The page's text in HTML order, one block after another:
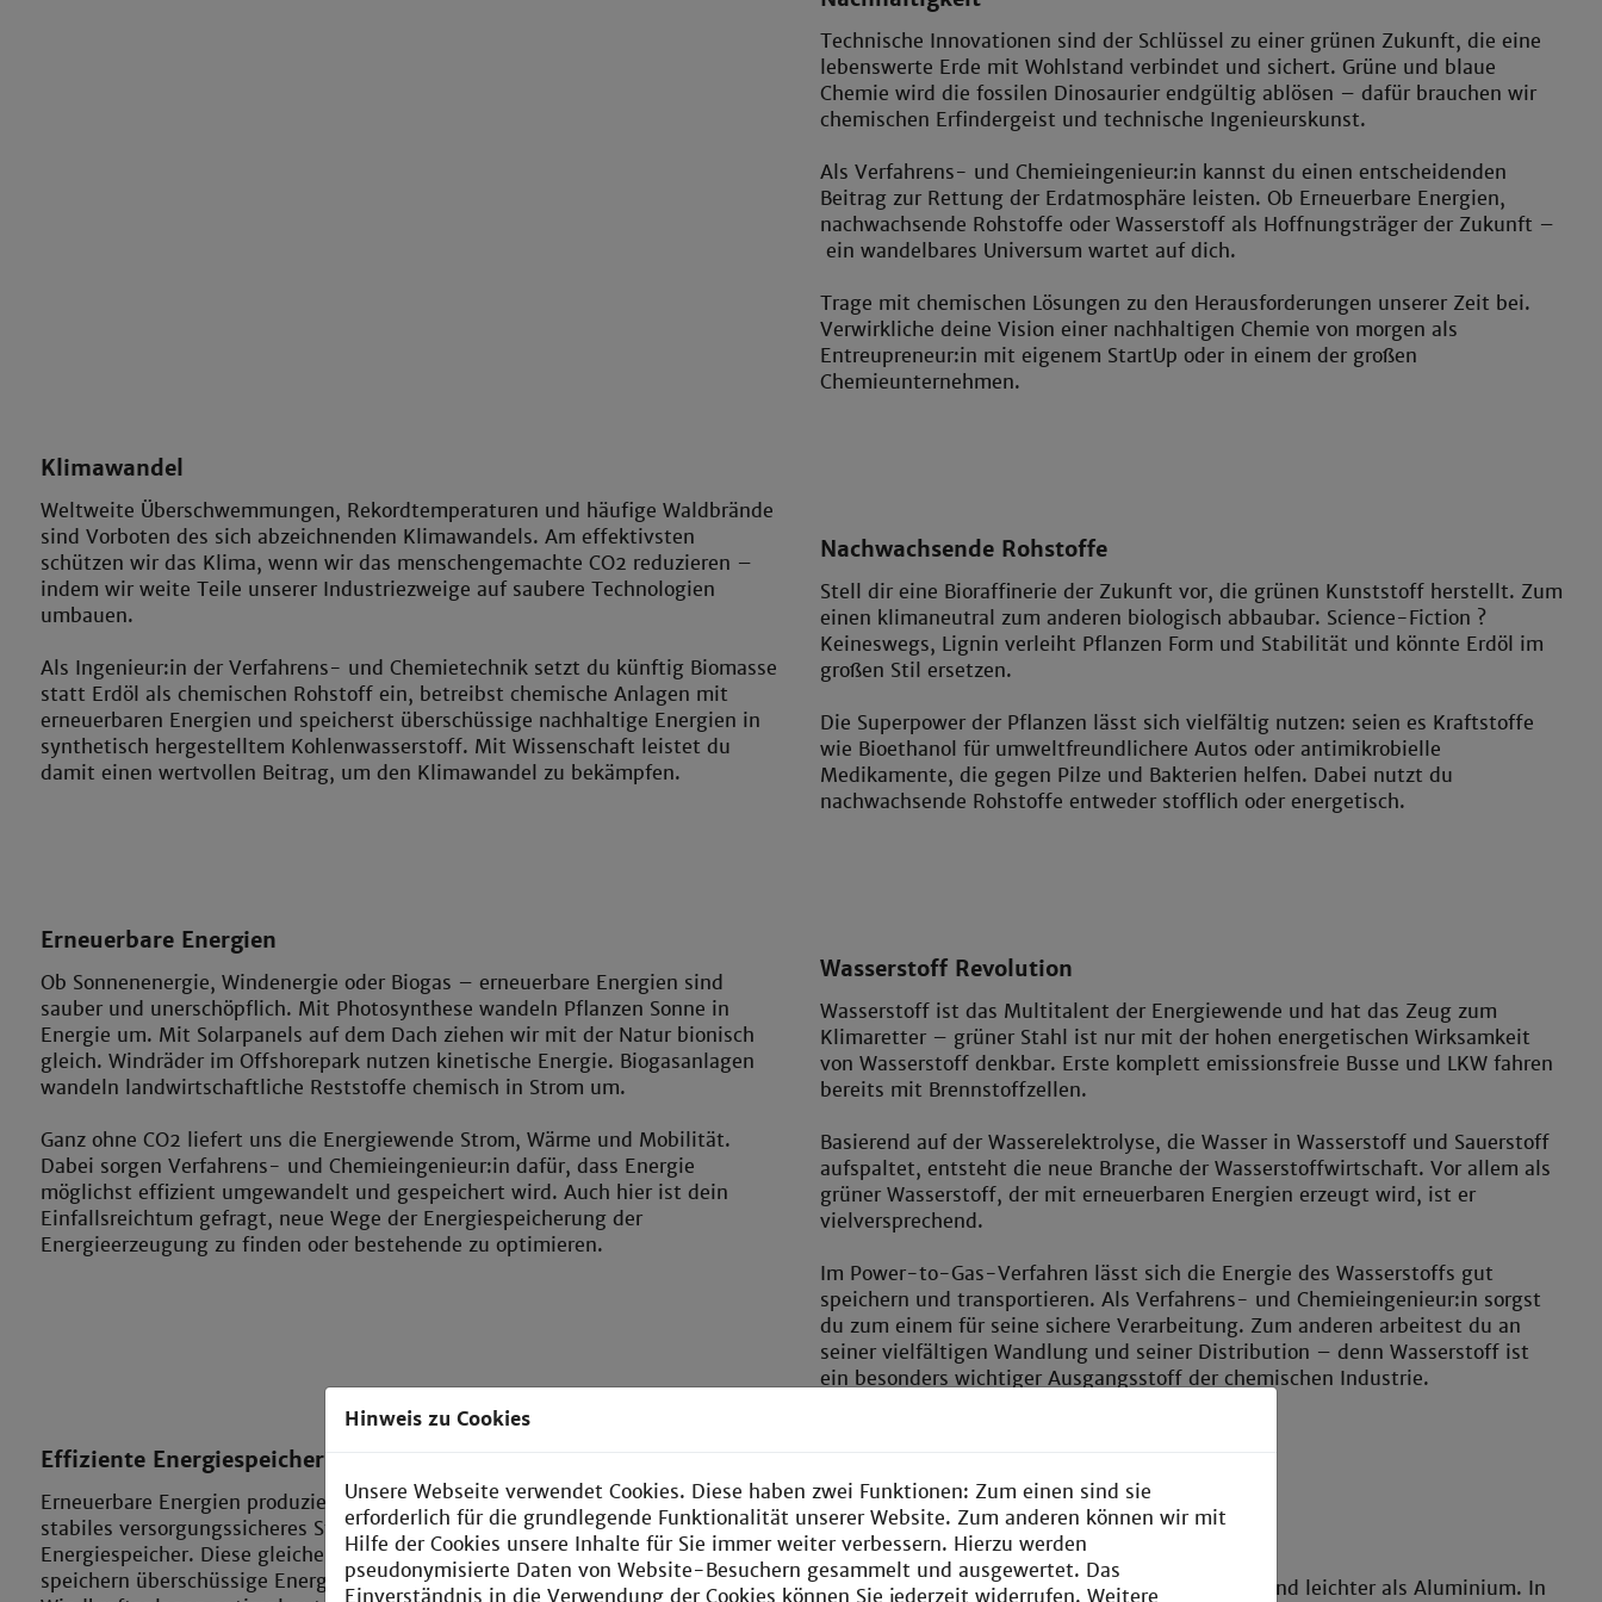
Technische Innovationen sind der Schlüssel zu einer grünen Zukunft, die eine
lebenswerte Erde mit Wohlstand verbindet und sichert. Grüne und blaue
Chemie wird die fossilen Dinosaurier endgültig ablösen – dafür brauchen wir
chemischen Erfindergeist und technische Ingenieurskunst.
Als Verfahrens- und Chemieingenieur:in kannst du einen entscheidenden
Beitrag zur Rettung der Erdatmosphäre leisten. Ob Erneuerbare Energien,
nachwachsende Rohstoffe oder Wasserstoff als Hoffnungsträger der Zukunft –
ein wandelbares Universum wartet auf dich.
Trage mit chemischen Lösungen zu den Herausforderungen unserer Zeit bei.
Verwirkliche deine Vision einer nachhaltigen Chemie von morgen als
Entreupreneur:in mit eigenem StartUp oder in einem der großen
Chemieunternehmen.
Klimawandel
Weltweite Überschwemmungen, Rekordtemperaturen und häufige Waldbrände
sind Vorboten des sich abzeichnenden Klimawandels. Am effektivsten
schützen wir das Klima, wenn wir das menschengemachte CO2 reduzieren –
indem wir weite Teile unserer Industriezweige auf saubere Technologien
umbauen.
Als Ingenieur:in der Verfahrens- und Chemietechnik setzt du künftig Biomasse
statt Erdöl als chemischen Rohstoff ein, betreibst chemische Anlagen mit
erneuerbaren Energien und speicherst überschüssige nachhaltige Energien in
synthetisch hergestelltem Kohlenwasserstoff. Mit Wissenschaft leistet du
damit einen wertvollen Beitrag, um den Klimawandel zu bekämpfen.
Erneuerbare Energien
Ob Sonnenenergie, Windenergie oder Biogas – erneuerbare Energien sind
sauber und unerschöpflich. Mit Photosynthese wandeln Pflanzen Sonne in
Energie um. Mit Solarpanels auf dem Dach ziehen wir mit der Natur bionisch
gleich. Windräder im Offshorepark nutzen kinetische Energie. Biogasanlagen
wandeln landwirtschaftliche Reststoffe chemisch in Strom um.
Ganz ohne CO2 liefert uns die Energiewende Strom, Wärme und Mobilität.
Dabei sorgen Verfahrens- und Chemieingenieur:in dafür, dass Energie
möglichst effizient umgewandelt und gespeichert wird. Auch hier ist dein
Einfallsreichtum gefragt, neue Wege der Energiespeicherung der
Energieerzeugung zu finden oder bestehende zu optimieren.
Effiziente Energiespeicherung
Erneuerbare Energien produzieren schwankende Strommengen – für ein
stabiles versorgungssicheres Stromnetz brauchen wir deshalb effiziente
Energiespeicher. Diese gleichen fehlenden Strom zu Peakzeiten aus oder
speichern überschüssige Energie für späteren Bedarf – so lassen sich etwa
Nachwachsende Rohstoffe
Stell dir eine Bioraffinerie der Zukunft vor, die grünen Kunststoff herstellt. Zum
einen klimaneutral zum anderen biologisch abbaubar. Science-Fiction ?
Keineswegs, Lignin verleiht Pflanzen Form und Stabilität und könnte Erdöl im
großen Stil ersetzen.
Die Superpower der Pflanzen lässt sich vielfältig nutzen: seien es Kraftstoffe
wie Bioethanol für umweltfreundlichere Autos oder antimikrobielle
Medikamente, die gegen Pilze und Bakterien helfen. Dabei nutzt du
nachwachsende Rohstoffe entweder stofflich oder energetisch.
Wasserstoff Revolution
Wasserstoff ist das Multitalent der Energiewende und hat das Zeug zum
Klimaretter – grüner Stahl ist nur mit der hohen energetischen Wirksamkeit
von Wasserstoff denkbar. Erste komplett emissionsfreie Busse und LKW fahren
bereits mit Brennstoffzellen.
Basierend auf der Wasserelektrolyse, die Wasser in Wasserstoff und Sauerstoff
aufspaltet, entsteht die neue Branche der Wasserstoffwirtschaft. Vor allem als
grüner Wasserstoff, der mit erneuerbaren Energien erzeugt wird, ist er
vielversprechend.
Im Power-to-Gas-Verfahren lässt sich die Energie des Wasserstoffs gut
speichern und transportieren. Als Verfahrens- und Chemieingenieur:in sorgst
du zum einem für seine sichere Verarbeitung. Zum anderen arbeitest du an
seiner vielfältigen Wandlung und seiner Distribution – denn Wasserstoff ist
ein besonders wichtiger Ausgangsstoff der chemischen Industrie.
Neue Materialien
Das Wundermaterial Carbon ist härter als Stahl und leichter als Aluminium. In
Hinweis zu Cookies
Unsere Webseite verwendet Cookies. Diese haben zwei Funktionen: Zum einen sind sie
erforderlich für die grundlegende Funktionalität unserer Website. Zum anderen können wir mit
Hilfe der Cookies unsere Inhalte für Sie immer weiter verbessern. Hierzu werden
pseudonymisierte Daten von Website-Besuchern gesammelt und ausgewertet. Das
Einverständnis in die Verwendung der Cookies können Sie jederzeit widerrufen. Weitere